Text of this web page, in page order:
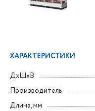
ХАРАКТЕРИСТИКИ
ДxШxВ
Производитель
Длина, мм